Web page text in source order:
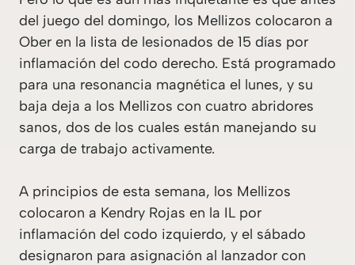
del juego del domingo, los Mellizos colocaron a
Ober en la lista de lesionados de 15 días por
inflamación del codo derecho. Está programado
para una resonancia magnética el lunes, y su
baja deja a los Mellizos con cuatro abridores
sanos, dos de los cuales están manejando su
carga de trabajo activamente.
A principios de esta semana, los Mellizos
colocaron a Kendry Rojas en la IL por
inflamación del codo izquierdo, y el sábado
designaron para asignación al lanzador con